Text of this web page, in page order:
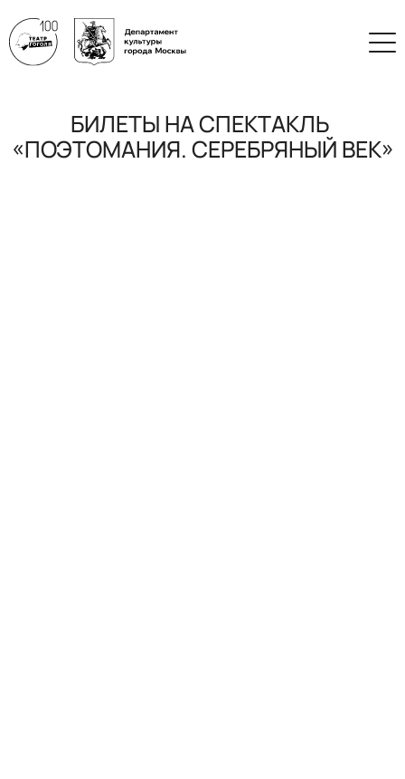
БИЛЕТЫ НА СПЕКТАКЛЬ
«ПОЭТОМАНИЯ. СЕРЕБРЯНЫЙ ВЕК»